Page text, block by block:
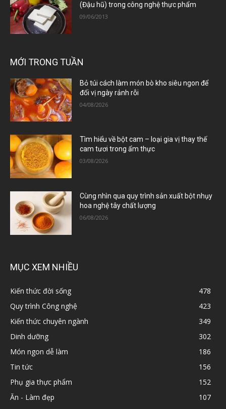
(Đậu hũ) trong công nghệ thực phẩm
09/06/2013
MỚI TRONG TUẦN
Bỏ túi cách làm món bò kho siêu ngon để
đổi vị ngày rảnh rỗi
04/08/2026
Tìm hiểu về bột cam – loại gia vị thay thế
cam tươi trong ẩm thực
03/08/2026
Cùng nhìn qua quy trình sản xuất bột nhụy
hoa nghệ tây chất lượng
06/08/2026
MỤC XEM NHIỀU
Kiến thức đời sống
478
Quy trình Công nghệ
423
Kiến thức chuyên ngành
349
Dinh dưỡng
302
Món ngon dễ làm
186
Tin tức
156
Phụ gia thực phẩm
152
Ăn - Làm đẹp
107